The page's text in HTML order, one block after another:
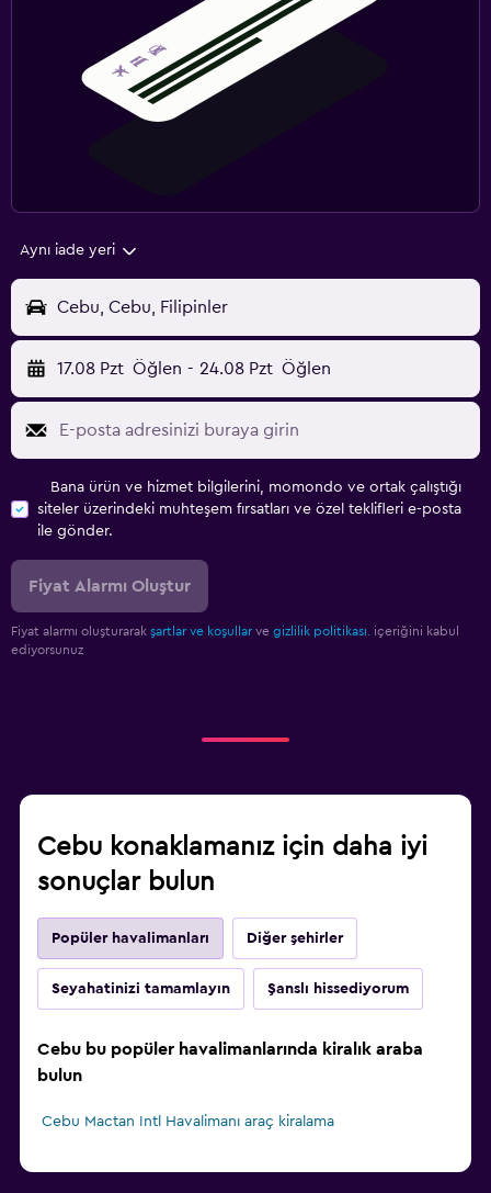
Aynı iade yeri
Cebu, Cebu, Filipinler
17.08 Pzt Öğlen - 24.08 Pzt Öğlen
Bana ürün ve hizmet bilgilerini, momondo ve ortak çalıştığı
siteler üzerindeki muhteşem fırsatları ve özel teklifleri e-posta
ile gönder.
Fiyat Alarmı Oluştur
Fiyat alarmı oluşturarak şartlar ve koşullar ve gizlilik politikası. içeriğini kabul
ediyorsunuz
Cebu konaklamanız için daha iyi
sonuçlar bulun
Popüler havalimanları Diğer şehirler
Seyahatinizi tamamlayın Şanslı hissediyorum
Cebu bu popüler havalimanlarında kiralık araba
bulun
Cebu Mactan Intl Havalimanı araç kiralama